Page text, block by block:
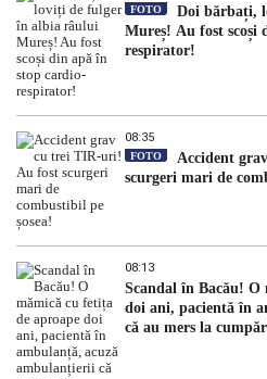
FOTO
Doi bărbați,
Mureș! Au fost scoși
respirator!
08:35
FOTO
Accident
scurgeri mari de
08:13
Scandal în Bacău! O
doi ani, pacientă în
că au mers la